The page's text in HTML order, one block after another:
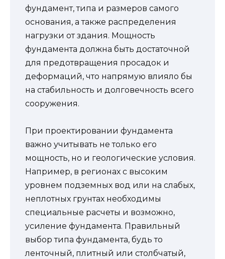
фундамент, типа и размеров самого
основания, а также распределения
нагрузки от здания. Мощность
фундамента должна быть достаточной
для предотвращения просадок и
деформаций, что напрямую влияло бы
на стабильность и долговечность всего
сооружения.
При проектировании фундамента
важно учитывать не только его
мощность, но и геологические условия.
Например, в регионах с высоким
уровнем подземных вод или на слабых,
неплотных грунтах необходимы
специальные расчеты и возможно,
усиление фундамента. Правильный
выбор типа фундамента, будь то
ленточный, плитный или столбчатый,